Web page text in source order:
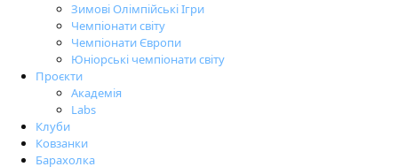
Зимові Олімпійські Ігри
Чемпіонати світу
Чемпіонати Європи
Юніорські чемпіонати світу
Проєкти
Академія
Labs
Клуби
Ковзанки
Барахолка